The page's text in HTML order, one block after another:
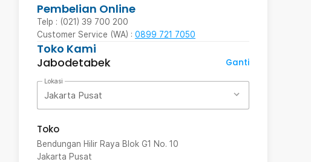
Pembelian Online
Telp : (021) 39 700 200
Customer Service (WA) : 0899 721 7050
Toko Kami
Jabodetabek
Ganti
Lokasi
Jakarta Pusat
Toko
Bendungan Hilir Raya Blok G1 No. 10
Jakarta Pusat